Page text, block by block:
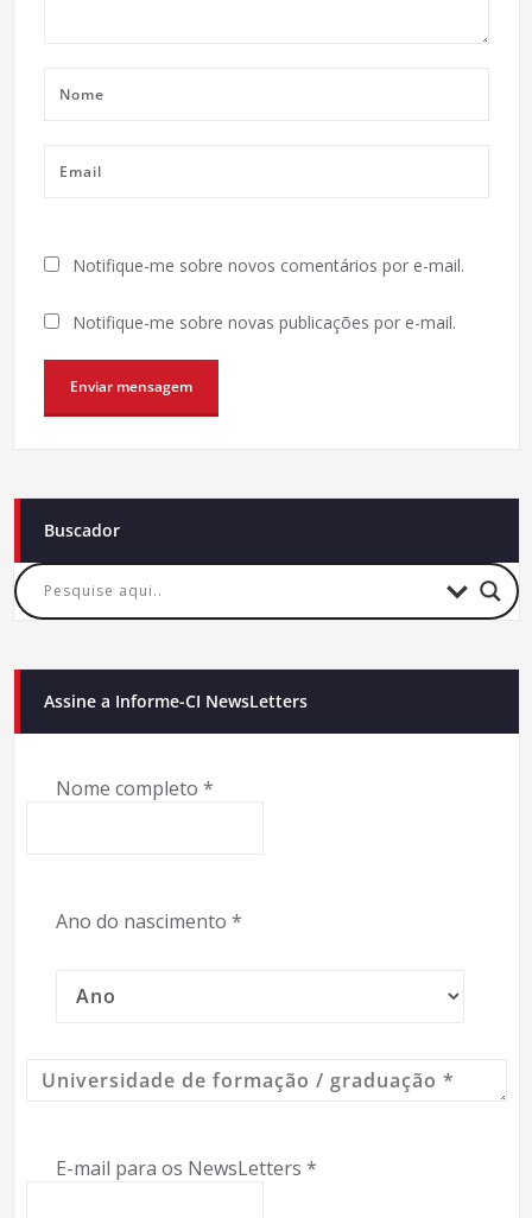
Notifique-me sobre novos comentários por e-mail.
Notifique-me sobre novas publicações por e-mail.
Buscador
Assine a Informe-CI NewsLetters
Nome completo *
Ano do nascimento *
E-mail para os NewsLetters *